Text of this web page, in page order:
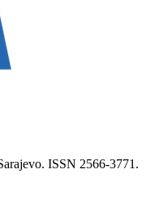
ISSN 2566-3771.